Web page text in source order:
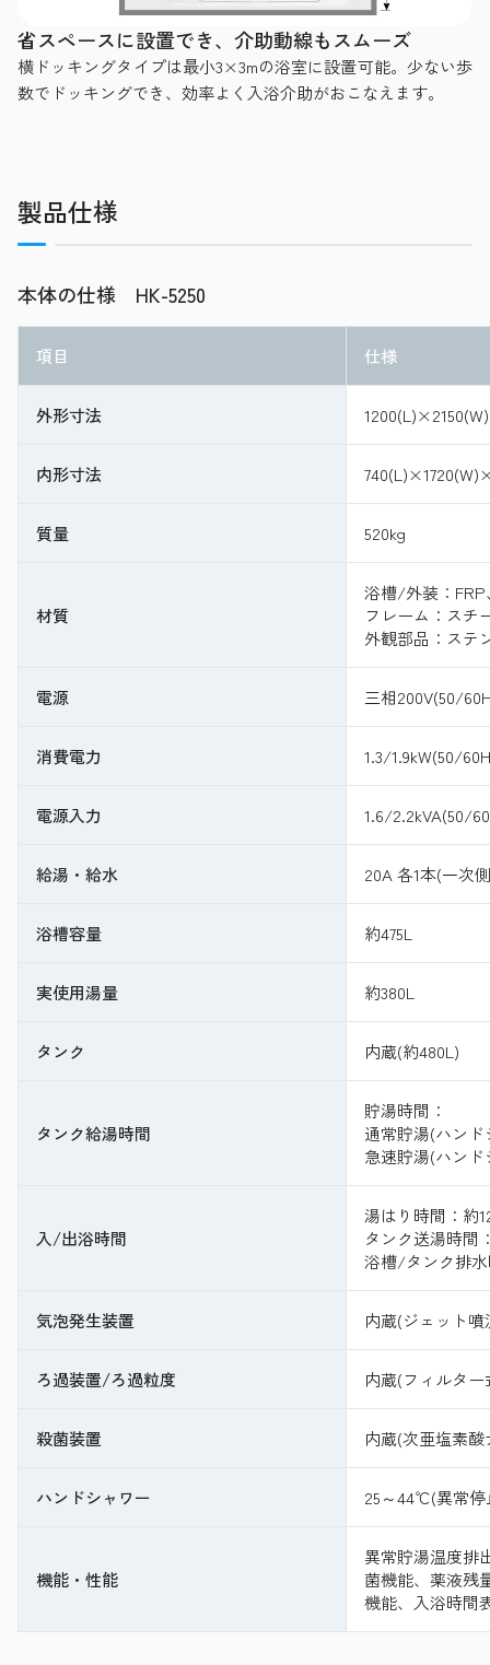
省スペースに設置でき、介助動線もスムーズ
横ドッキングタイプは最小3×3mの浴室に設置可能。少ない歩
数でドッキングでき、効率よく入浴介助がおこなえます。
製品仕様
本体の仕様 HK-5250
項目 仕様
外形寸法
内形寸法
質量 520kg
材質
浴槽/外装：FRP
フレーム：スチ
外観部品：ステ
電源 三相200V(50/
消費電力 1.3/1.9kW(50/
電源入力 1.6/2.2kVA(50/
給湯・給水 20A 各1本(一次
浴槽容量 約475L
実使用湯量 約380L
タンク 内蔵(約480L)
タンク給湯時間
貯湯時間：
通常貯湯(ハン
急速貯湯(ハン
入/出浴時間
湯はり時間：約
タンク送湯時間
浴槽/タンク排
気泡発生装置 内蔵(ジェット噴
ろ過装置/ろ過粒度 内蔵(フィルタ
殺菌装置 内蔵(次亜塩素
ハンドシャワー 25～44℃(異常
機能・性能
異常貯湯温度排
菌機能、薬液残
機能、入浴時間